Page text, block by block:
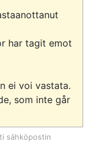
har tagit emot
ei voi vastata.
som inte går
sähköpostin